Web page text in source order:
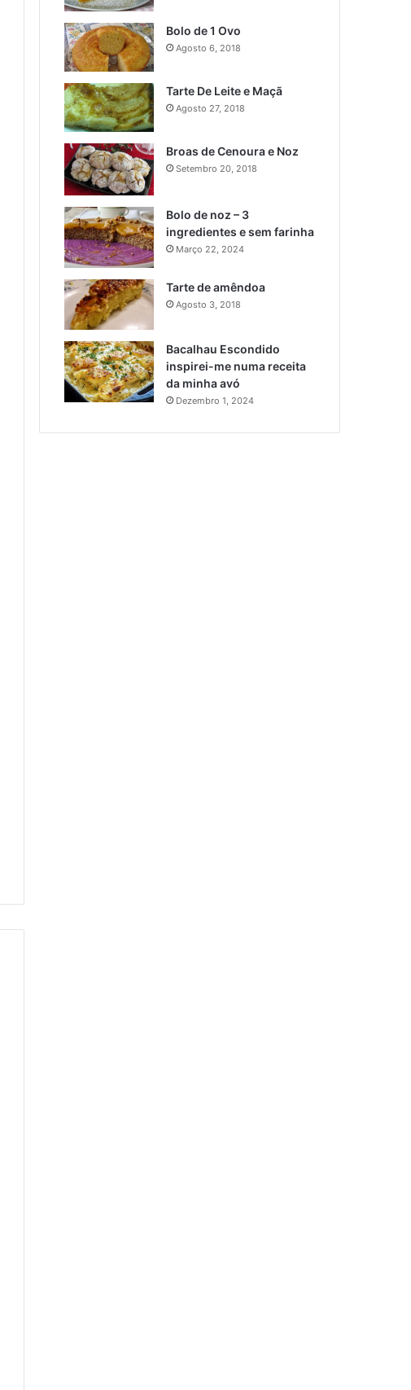
Bolo de 1 Ovo
Agosto 6, 2018
Tarte De Leite e Maçã
Agosto 27, 2018
Broas de Cenoura e Noz
Setembro 20, 2018
Bolo de noz – 3
ingredientes e sem farinha
Março 22, 2024
Tarte de amêndoa
Agosto 3, 2018
Bacalhau Escondido
inspirei-me numa receita
da minha avó
Dezembro 1, 2024